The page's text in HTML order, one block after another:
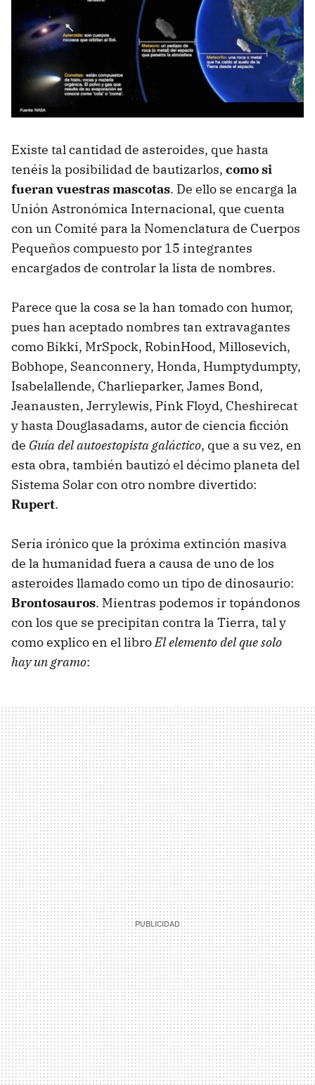
Existe tal cantidad de asteroides, que hasta
tenéis la posibilidad de bautizarlos, como si
fueran vuestras mascotas. De ello se encarga la
Unión Astronómica Internacional, que cuenta
con un Comité para la Nomenclatura de Cuerpos
Pequeños compuesto por 15 integrantes
encargados de controlar la lista de nombres.
Parece que la cosa se la han tomado con humor,
pues han aceptado nombres tan extravagantes
como Bikki, MrSpock, RobinHood, Millosevich,
Bobhope, Seanconnery, Honda, Humptydumpty,
Isabelallende, Charlieparker, James Bond,
Jeanausten, Jerrylewis, Pink Floyd, Cheshirecat
y hasta Douglasadams, autor de ciencia ficción
de Guía del autoestopista galáctico, que a su vez, en
esta obra, también bautizó el décimo planeta del
Sistema Solar con otro nombre divertido:
Rupert.
Sería irónico que la próxima extinción masiva
de la humanidad fuera a causa de uno de los
asteroides llamado como un tipo de dinosaurio:
Brontosauros. Mientras podemos ir topándonos
con los que se precipitan contra la Tierra, tal y
como explico en el libroEl elemento del que solo
hay un gramo: